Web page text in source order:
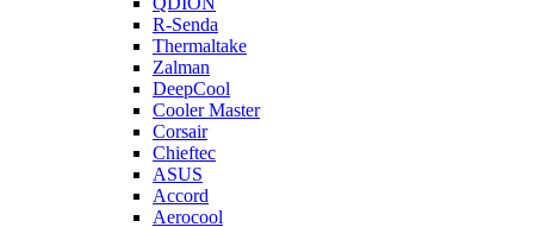
R-Senda
Thermaltake
Zalman
DeepCool
Cooler Master
Corsair
Chieftec
ASUS
Accord
Aerocool